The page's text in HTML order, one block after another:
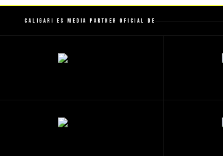
Caligari es Media Partner Oficial de